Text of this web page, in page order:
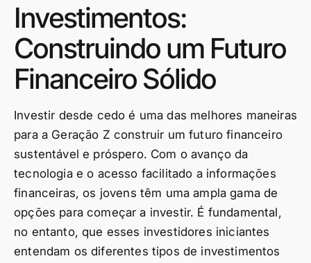
Investimentos:
Construindo um Futuro
Financeiro Sólido
Investir desde cedo é uma das melhores maneiras
para a Geração Z construir um futuro financeiro
sustentável e próspero. Com o avanço da
tecnologia e o acesso facilitado a informações
financeiras, os jovens têm uma ampla gama de
opções para começar a investir. É fundamental,
no entanto, que esses investidores iniciantes
entendam os diferentes tipos de investimentos